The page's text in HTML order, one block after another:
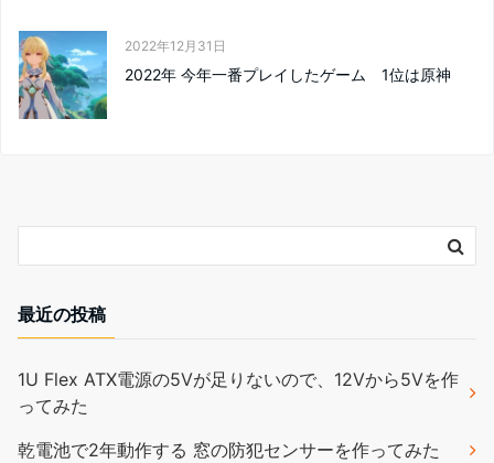
2022年12月31日
2022年 今年一番プレイしたゲーム 1位は原神
最近の投稿
1U Flex ATX電源の5Vが足りないので、12Vから5Vを作
ってみた
乾電池で2年動作する 窓の防犯センサーを作ってみた